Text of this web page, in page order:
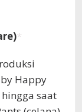
*
Happy
saat